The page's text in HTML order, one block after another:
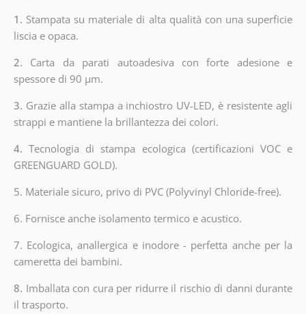
1. Stampata su materiale di alta qualità con una superficie
liscia e opaca.
2. Carta da parati autoadesiva con forte adesione e
spessore di 90 µm.
3. Grazie alla stampa a inchiostro UV-LED, è resistente agli
strappi e mantiene la brillantezza dei colori.
4.Tecnologia di stampa ecologica (certificazioni VOC e
GREENGUARD GOLD).
5. Materiale sicuro, privo di PVC (Polyvinyl Chloride-free).
6. Fornisce anche isolamento termico e acustico.
7. Ecologica, anallergica e inodore - perfetta anche per la
cameretta dei bambini.
8. Imballata con cura per ridurre il rischio di danni durante
il trasporto.